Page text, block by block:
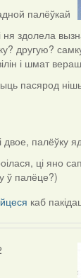
палёўкай
ня здолела
другую?
і шмат
пасярод
двое, палёўку
ці яно
ў палёце?)
каб